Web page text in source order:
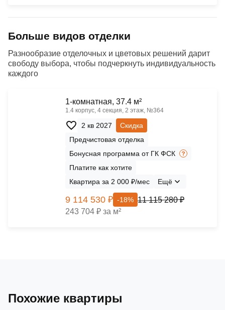
Больше видов отделки
Разнообразие отделочных и цветовых решений дарит
свободу выбора, чтобы подчеркнуть индивидуальность
каждого
1-комнатная, 37.4 м²
1.4 корпус, 4 секция, 2 этаж, №364
2 кв 2027
Скидка
Предчистовая отделка
Бонусная программа от ГК ФСК
Платите как хотите
Квартира за 2 000 ₽/мес
Ещё
9 114 530 ₽ -18% 11 115 280 ₽
243 704 ₽ за м²
Похожие квартиры